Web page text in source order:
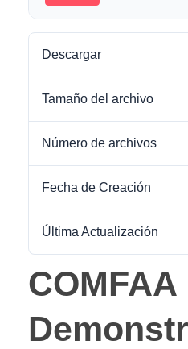
Descargar
Tamaño del archivo
Número de archivos
Fecha de Creación
Última Actualización
COMFAA